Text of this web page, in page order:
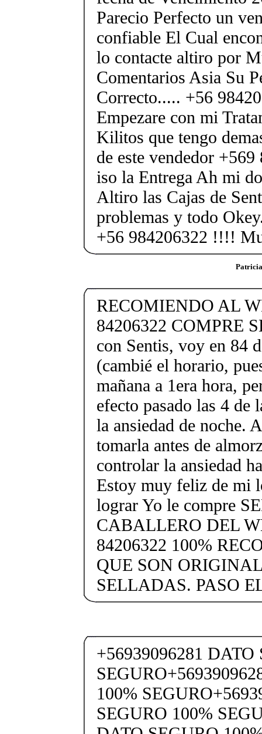
Parecio Perfecto un
confiable El Cual
lo contacte altiro por
Comentarios Asia Su
Correcto..... +56
Empezare con mi
Kilitos que tengo
de este vendedor
iso la Entrega Ah mi
Altiro las Cajas de
problemas y todo
+56 984206322 !!!!
RECOMIENDO AL
84206322 COMPRE
con Sentis, voy en 84
(cambié el horario,
mañana a 1era hora,
efecto pasado las 4 de
la ansiedad de noche.
tomarla antes de
controlar la ansiedad
Estoy muy feliz de mi
lograr Yo le compre
CABALLERO DEL
84206322 100%
QUE SON
SELLADAS. PASO
+56939096281 DATO
100%
SEGURO 100%